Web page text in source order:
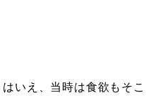
いえ、当時は食欲もそこ